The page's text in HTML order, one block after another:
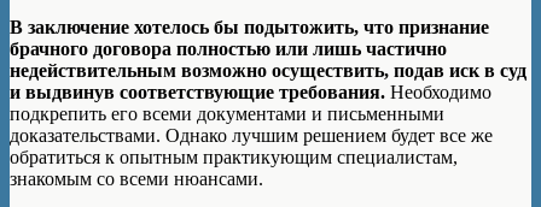
В заключение хотелось бы подытожить, что признание
брачного договора полностью или лишь частично
недействительным возможно осуществить, подав иск в суд
и выдвинув соответствующие требования. Необходимо
подкрепить его всеми документами и письменными
доказательствами. Однако лучшим решением будет все же
обратиться к опытным практикующим специалистам,
знакомым со всеми нюансами.